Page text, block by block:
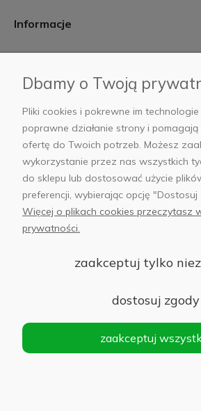
Informacje
AB Foto
+48 797 971
© 2025 Wszelkie prawa zastrzeżone.
Sp. z o.o.
Siedziba: 02-486 WARSZAWA, Al.
1132646403 KRS nr
Dbamy o Twoją
Pliki cookies i pokrewne im
poprawne działanie strony i
ofertę do Twoich potrzeb. Możesz
wykorzystanie przez nas wszystkich
do sklepu lub dostosować użycie
preferencji, wybierając opcję
Więcej o plikach cookies przeczytasz
prywatności.
zaakceptuj tylko
dostosuj zgody
zaakceptuj